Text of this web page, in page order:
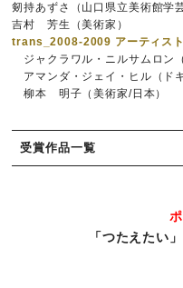
剱持あずさ（山口県立美術館学
吉村 芳生（美術家）
trans_2008-2009 アーティスト
ジャクラワル・ニルサムロン
アマンダ・ジェイ・ヒル（ド
柳本 明子（美術家/日本）
受賞作品一覧
「つたえたい